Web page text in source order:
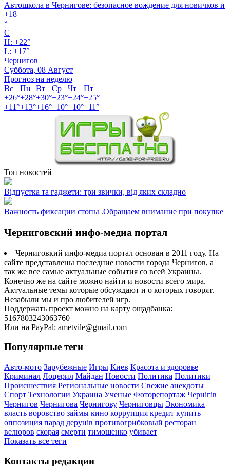
Автошкола в Чернигове: безопасное вождение для новичков и
+18
°
C
H: +22°
L: +17°
Чернигов
Суббота, 08 Август
Прогноз на неделю
Вс
Пн Вт Ср Чт
Пт
+26°+28°+30°+23°+24°+25°
+11°+13°+16°+10°+10°+11°
Топ новостей
Відпустка та гаджети: три звички, від яких складно
Важность фиксации стопы .Обращаем внимание при покупке
Черниговский инфо-медиа портал
Черниговкий инфо-медиа портал основан в 2011 году. На
сайте представлены последние новости города Чернигов, а
так же все самые актуальные события со всей Украины.
Конечно же на сайте можно найти и новости всего мира.
Актуальные темы которые обсуждают и о которых говорят.
Незабыли мы и про любителей игр.
Поддержать проект можно на карту ощадбанка:
5167803243063760
Или на PayPal: ametvile@gmail.com
Популярные теги
Авто-мото Зарубежные Игры Киев Красота и здоровье
Криминал Лоцерил Майдан Новости Политика Политики
Происшествия Региональные новости Свежие анекдоты
Спорт Технологии Украина Ученые Фоторепортаж Чернігів
Чернигов Чернигова Чернигову Черниговцы Экономика
власть воровство займы кино коррупция кредит купить
оппозиция парад дерунів противогрибковый ресторан
велюров скорая смерти тимошенко убивает
Показать все теги
Контакты редакции